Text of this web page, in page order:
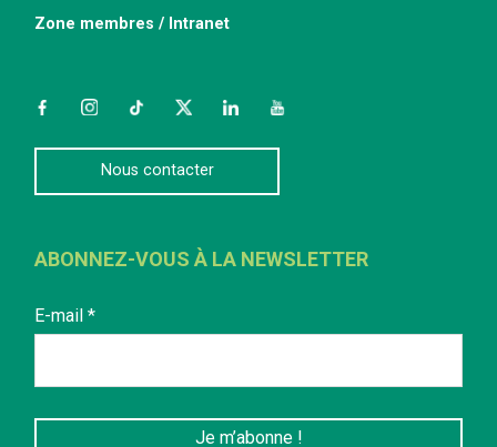
Zone membres / Intranet
FacebookInstagramTikTokTwitterLinkedInYouTube
Nous contacter
ABONNEZ-VOUS À LA NEWSLETTER
E-mail *